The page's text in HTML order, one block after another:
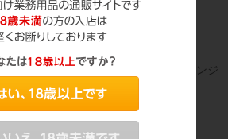
器〕淋菌/クラミジア/トリコモナス/カンジ